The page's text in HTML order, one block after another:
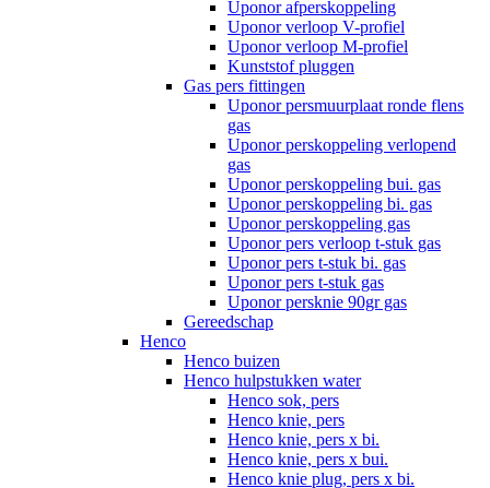
Uponor afperskoppeling
Uponor verloop V-profiel
Uponor verloop M-profiel
Kunststof pluggen
Gas pers fittingen
Uponor persmuurplaat ronde flens
gas
Uponor perskoppeling verlopend
gas
Uponor perskoppeling bui. gas
Uponor perskoppeling bi. gas
Uponor perskoppeling gas
Uponor pers verloop t-stuk gas
Uponor pers t-stuk bi. gas
Uponor pers t-stuk gas
Uponor persknie 90gr gas
Gereedschap
Henco
Henco buizen
Henco hulpstukken water
Henco sok, pers
Henco knie, pers
Henco knie, pers x bi.
Henco knie, pers x bui.
Henco knie plug, pers x bi.